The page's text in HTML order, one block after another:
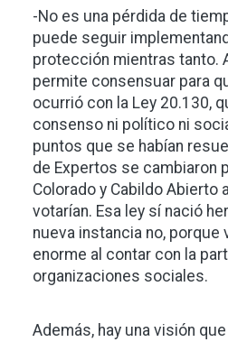
-No es una pérdida de
puede seguir
protección mientras tanto.
permite consensuar para
ocurrió con la Ley 20.130,
consenso ni político ni
puntos que se habían
de Expertos se cambiaron
Colorado y Cabildo Abierto
votarían. Esa ley sí nació
nueva instancia no, porque
enorme al contar con la
organizaciones sociales.
Además, hay una visión